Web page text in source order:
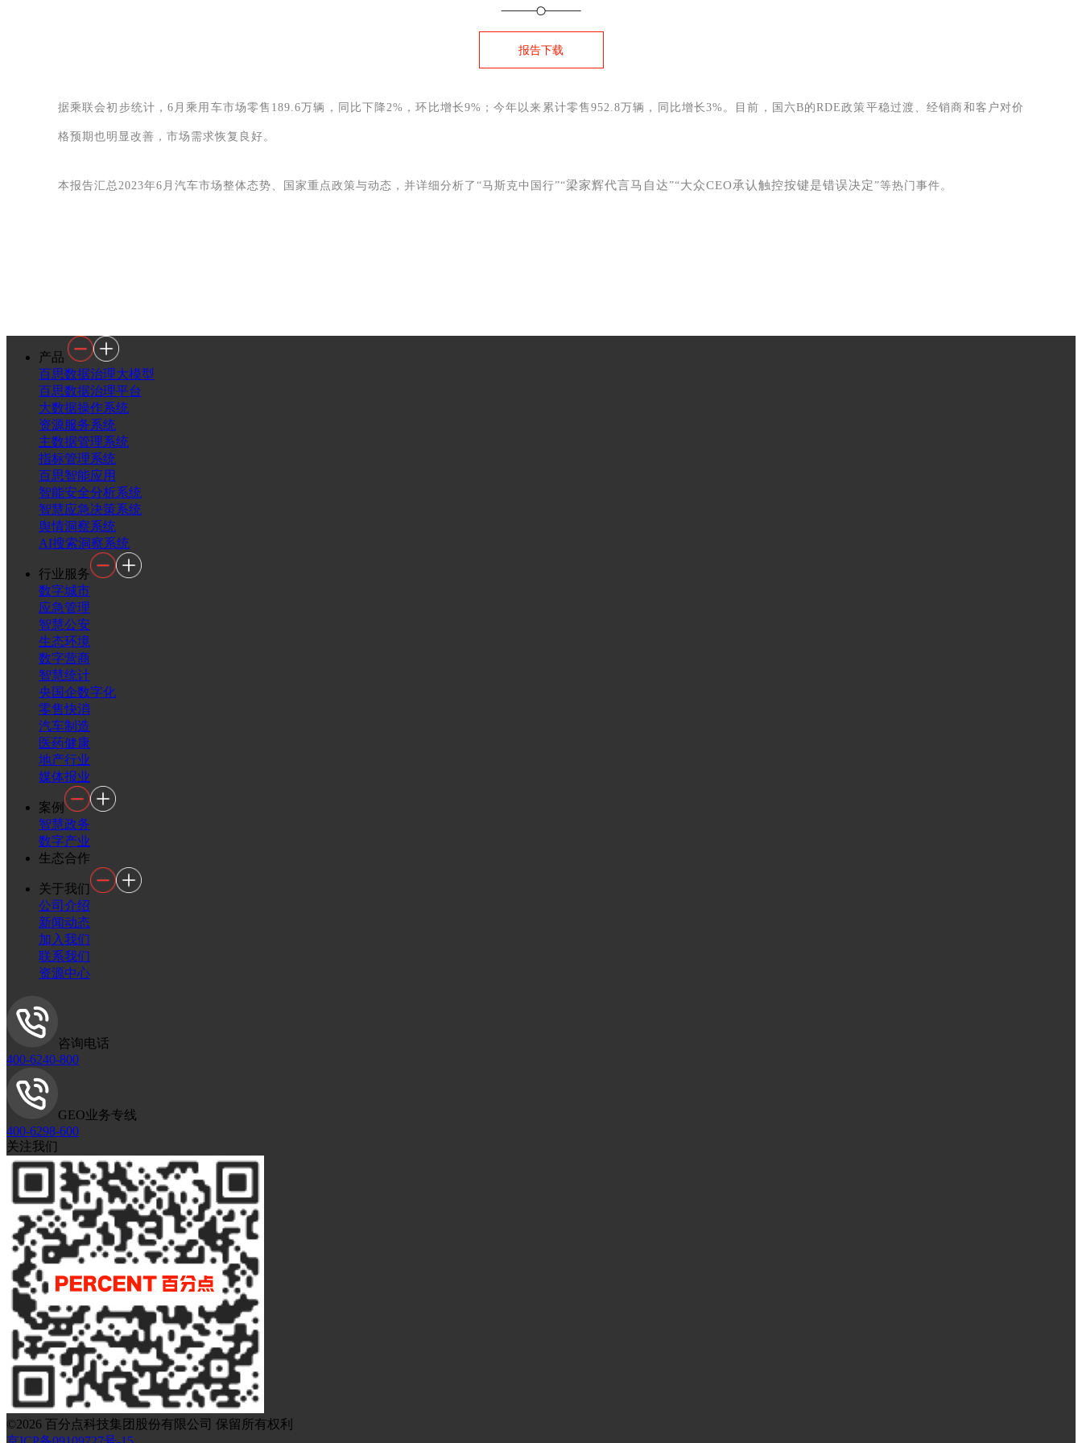
报告下载
据乘联会初步统计，6月乘用车市场零售189.6万辆，同比下降2%，环比增长9%；今年以来累计零售952.8万辆，同比增长3%。目前，国六B的RDE政策平稳过渡、经销商和客户对价
格预期也明显改善，市场需求恢复良好。
本报告汇总2023年6月汽车市场整体态势、国家重点政策与动态，并详细分析了“马斯克中国行”“梁家辉代言马自达”“大众CEO承认触控按键是错误决定”等热门事件。
产品
百思数据治理大模型
百思数据治理平台
大数据操作系统
资源服务系统
主数据管理系统
指标管理系统
百思智能应用
智能安全分析系统
智慧应急决策系统
舆情洞察系统
AI搜索洞察系统
行业服务
数字城市
应急管理
智慧公安
生态环境
数字营商
智慧统计
央国企数字化
零售快消
汽车制造
医药健康
地产行业
媒体报业
案例
智慧政务
数字产业
生态合作
关于我们
公司介绍
新闻动态
加入我们
联系我们
资源中心
咨询电话
400-6240-800
GEO业务专线
400-6298-600
关注我们
©2026 百分点科技集团股份有限公司 保留所有权利